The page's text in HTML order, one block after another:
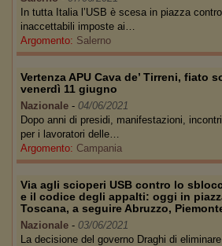
In tutta Italia l’USB è scesa in piazza
inaccettabili imposte ai…
Argomento: Salerno
Vertenza APU Cava de’ Tirreni, fiato
venerdì 11 giugno
Nazionale - 04/06/2021
Dopo anni di presidi, manifestazioni,
per i lavoratori delle…
Argomento: Campania
Via agli scioperi USB contro lo
e il codice degli appalti: oggi in
Toscana, a seguire Abruzzo,
Nazionale - 03/06/2021
La decisione del governo Draghi di